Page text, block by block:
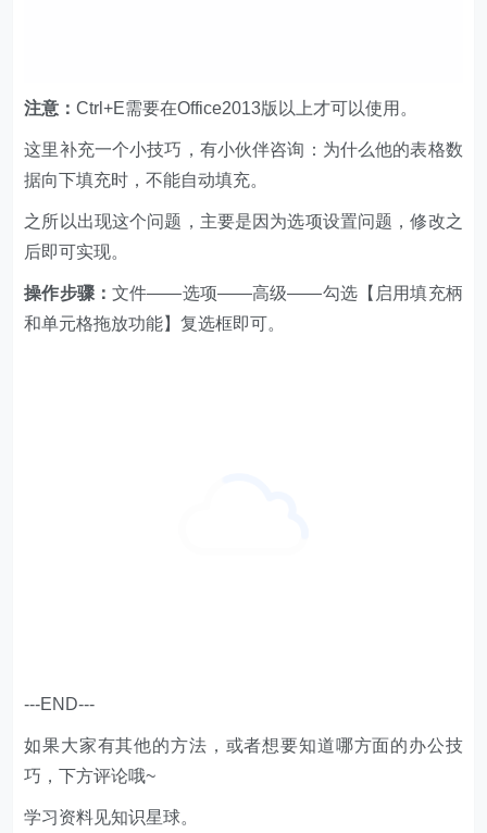
注意：Ctrl+E需要在Office2013版以上才可以使用。
这里补充一个小技巧，有小伙伴咨询：为什么他的表格数
据向下填充时，不能自动填充。
之所以出现这个问题，主要是因为选项设置问题，修改之
后即可实现。
操作步骤：文件——选项——高级——勾选【启用填充柄
和单元格拖放功能】复选框即可。
---END---
如果大家有其他的方法，或者想要知道哪方面的办公技
巧，下方评论哦~
学习资料见知识星球。